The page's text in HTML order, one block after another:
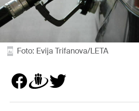
Foto: Evija Trifanova/LETA